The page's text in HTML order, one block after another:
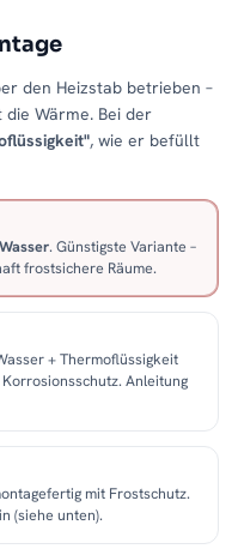
den Heizstab betrieben –
Wärme. Bei der
, wie er befüllt
. Günstigste Variante –
frostsichere Räume.
+ Thermoflüssigkeit
Anleitung
mit Frostschutz.
(siehe unten).